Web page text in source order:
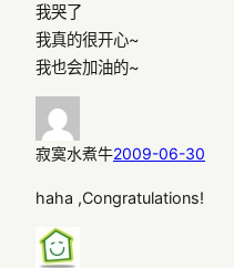
我哭了
我真的很开心~
我也会加油的~
寂寞水煮牛2009-06-30
haha ,Congratulations!